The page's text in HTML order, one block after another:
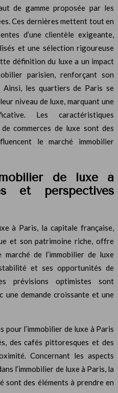
de gamme proposée par les
Ces dernières mettent tout en
d’une clientèle exigeante,
et une sélection rigoureuse
définition du luxe a un impact
parisien, renforçant son
les quartiers de Paris se
niveau de luxe, marquant une
Les caractéristiques
commerces de luxe sont des
le marché immobilier
de luxe à
et perspectives
à Paris, la capitale française,
et son patrimoine riche, offre
de l’immobilier de luxe
et ses opportunités de
prévisions optimistes sont
une demande croissante et une
pour l’immobilier de luxe à Paris
des cafés pittoresques et des
Concernant les aspects
l’immobilier de luxe à Paris, la
des éléments à prendre en